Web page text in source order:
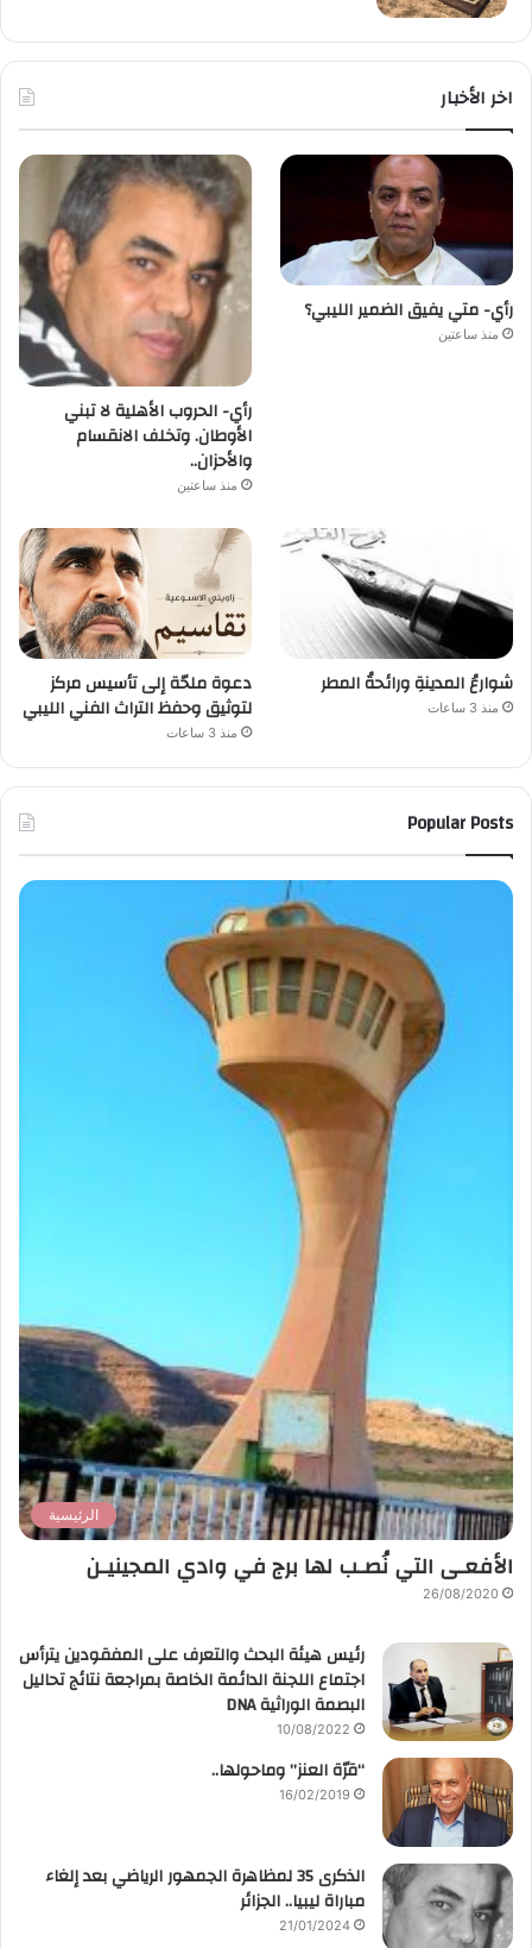
اخر الأخبار
رأي- متي يفيق الضمير الليبي؟
منذ ساعتين
رأي- الحروب الأهلية لا تبني
الأوطان. وتخلف الانقسام
والأحزان..
منذ ساعتين
شوارعُ المدينةِ ورائحةُ المطر
منذ 3 ساعات
دعوة ملحّة إلى تأسيس مركز
لتوثيق وحفظ التراث الفني الليبي
منذ 3 ساعات
Popular Posts
الرئيسية
الأفعـى التي نُصـب لها برج في وادي المجينيـن
26/08/2020
رئيس هيئة البحث والتعرف على المفقودين يترأس
اجتماع اللجنة الدائمة الخاصة بمراجعة نتائج تحاليل
البصمة الوراثية DNA
10/08/2022
“قرّة العنز” وماحولها..
16/02/2019
الذكرى 35 لمظاهرة الجمهور الرياضي بعد إلغاء
مباراة ليبيا.. الجزائر
21/01/2024